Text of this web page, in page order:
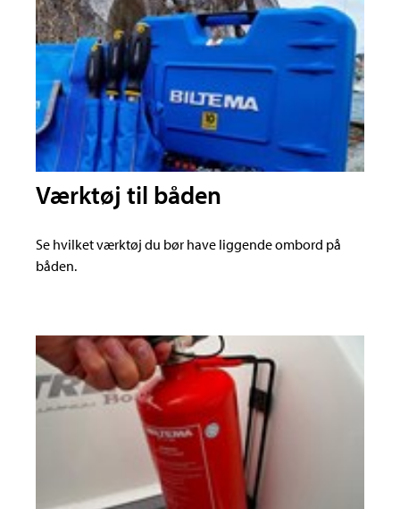
Værktøj til båden
Se hvilket værktøj du bør have liggende ombord på
båden.